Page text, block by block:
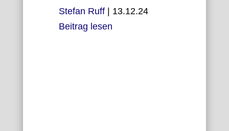
Stefan Ruff
13.12.24
Beitrag lesen